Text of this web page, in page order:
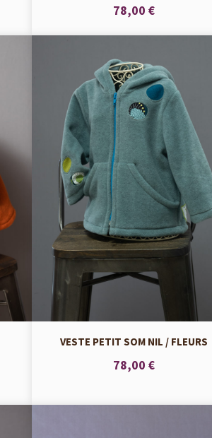
78,00 €
VESTE PETIT SOM NIL / FLEURS
78,00 €